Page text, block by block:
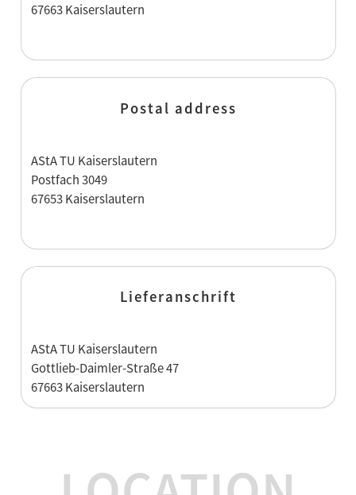
67663 Kaiserslautern
Postal address
AStA TU Kaiserslautern
Postfach 3049
67653 Kaiserslautern
Lieferanschrift
AStA TU Kaiserslautern
Gottlieb-Daimler-Straße 47
67663 Kaiserslautern